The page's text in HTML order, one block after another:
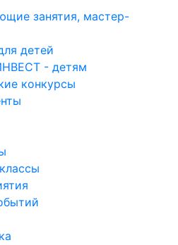
занятия, мастер-
детей
- детям
конкурсы